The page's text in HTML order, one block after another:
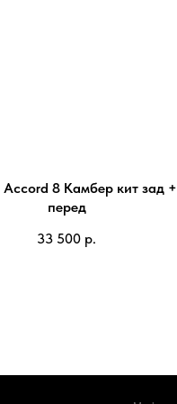
8 Камбер кит зад +
перед
33 500 р.